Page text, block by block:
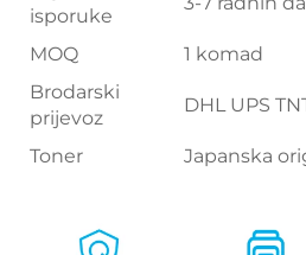
isporuke
MOQ
1 komad
Brodarski
prijevoz
DHL UPS
Toner Japanska